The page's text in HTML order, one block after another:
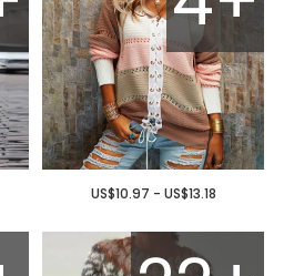
US$10.97 - US$13.18